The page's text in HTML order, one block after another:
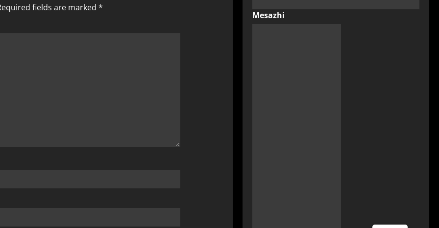
fields are marked *
Mesazhi